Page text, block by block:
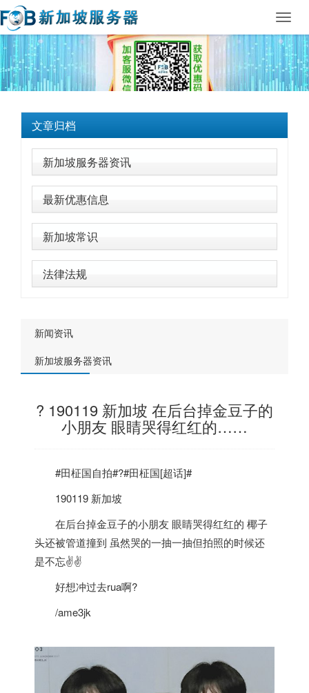
文章归档
新加坡服务器资讯
最新优惠信息
新加坡常识
法律法规
新闻资讯
新加坡服务器资讯
? 190119 新加坡 在后台掉金豆子的
小朋友 眼睛哭得红红的……
#田柾国自拍#?#田柾国[超话]#
190119 新加坡
在后台掉金豆子的小朋友 眼睛哭得红红的 椰子
头还被管道撞到 虽然哭的一抽一抽但拍照的时候还
是不忘✌✌
好想冲过去rua啊?
/ame3jk